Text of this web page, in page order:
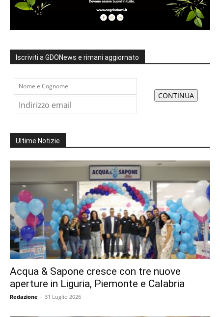
Iscriviti a GDONews e rimani aggiornato
Ultime Notizie
Acqua & Sapone cresce con tre nuove
aperture in Liguria, Piemonte e Calabria
Redazione - 31 Luglio 2026